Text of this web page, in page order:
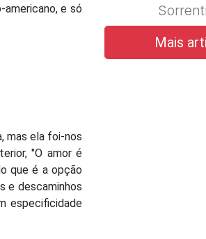
e só
mas ela foi-nos
"O amor é
que é a opção
e descaminhos
especificidade
Mais